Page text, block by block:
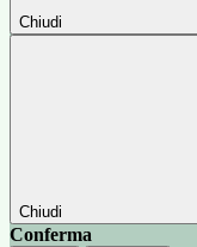
Chiudi
Chiudi
Conferma